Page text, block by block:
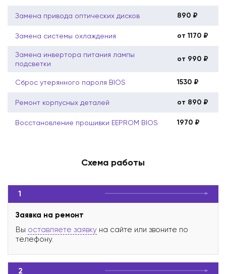
Замена привода оптических дисков 890 ₽
Замена системы охлаждения от 1170 ₽
Замена инвертора питания лампы
подсветки
от 990 ₽
Сброс утерянного пароля BIOS 1530 ₽
Ремонт корпусных деталей от 890 ₽
Восстановление прошивки EEPROM BIOS 1970 ₽
Схема работы
1
Заявка на ремонт
Вы оставляете заявку на сайте или звоните по
телефону.
2